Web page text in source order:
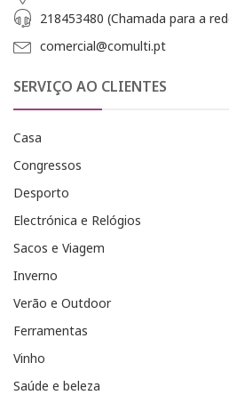
218453480 (Chamada para a
comercial@comulti.pt
SERVIÇO AO CLIENTES
Casa
Congressos
Desporto
Electrónica e Relógios
Sacos e Viagem
Inverno
Verão e Outdoor
Ferramentas
Vinho
Saúde e beleza